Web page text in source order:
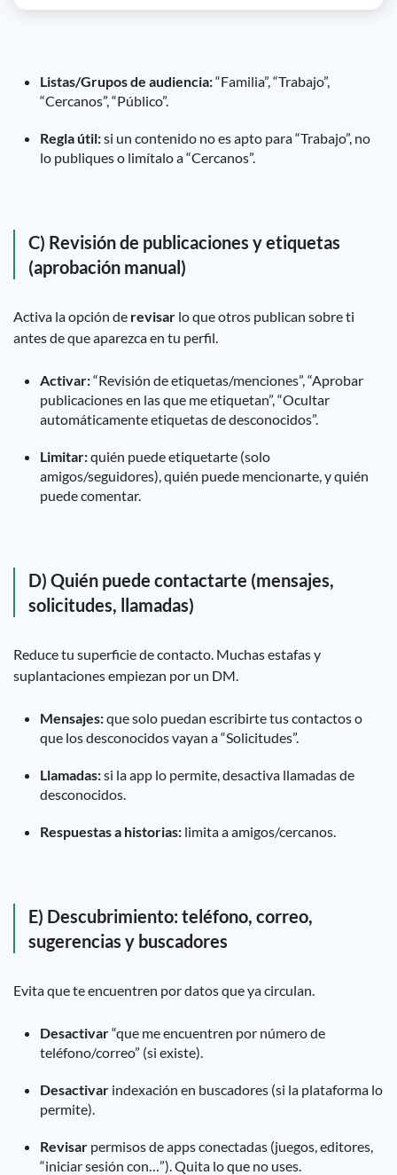
Listas/Grupos de audiencia:“Familia”, “Trabajo”,
“Cercanos”, “Público”.
Regla útil:si un contenido no es apto para “Trabajo”, no
lo publiques o limítalo a “Cercanos”.
C) Revisión de publicaciones y etiquetas
(aprobación manual)
Activa la opción de revisar lo que otros publican sobre ti
antes de que aparezca en tu perfil.
Activar:“Revisión de etiquetas/menciones”, “Aprobar
publicaciones en las que me etiquetan”, “Ocultar
automáticamente etiquetas de desconocidos”.
Limitar:quién puede etiquetarte (solo
amigos/seguidores), quién puede mencionarte, y quién
puede comentar.
D) Quién puede contactarte (mensajes,
solicitudes, llamadas)
Reduce tu superficie de contacto. Muchas estafas y
suplantaciones empiezan por un DM.
Mensajes:que solo puedan escribirte tus contactos o
que los desconocidos vayan a “Solicitudes”.
Llamadas:si la app lo permite, desactiva llamadas de
desconocidos.
Respuestas a historias: limita a amigos/cercanos.
E) Descubrimiento: teléfono, correo,
sugerencias y buscadores
Evita que te encuentren por datos que ya circulan.
Desactivar“que me encuentren por número de
teléfono/correo” (si existe).
Desactivar indexación en buscadores (si la plataforma lo
permite).
Revisar permisos de apps conectadas (juegos, editores,
“iniciar sesión con…”). Quita lo que no uses.